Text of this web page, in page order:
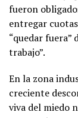
fueron
entregar
“quedar fuera”
trabajo”.
En la zona
creciente
viva del miedo